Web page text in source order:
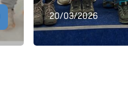
20/03/2026